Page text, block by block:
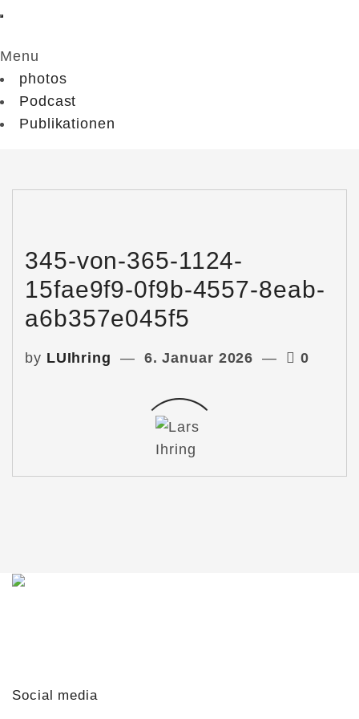
Menu
photos
Podcast
Publikationen
345-von-365-1124-
15fae9f9-0f9b-4557-8eab-
a6b357e045f5
by LUIhring 6. Januar 2026 0
Social media